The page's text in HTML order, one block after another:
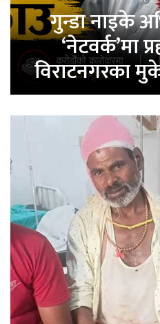
गुन्डा नाइके
‘नेटवर्क’मा
विराटनगरका